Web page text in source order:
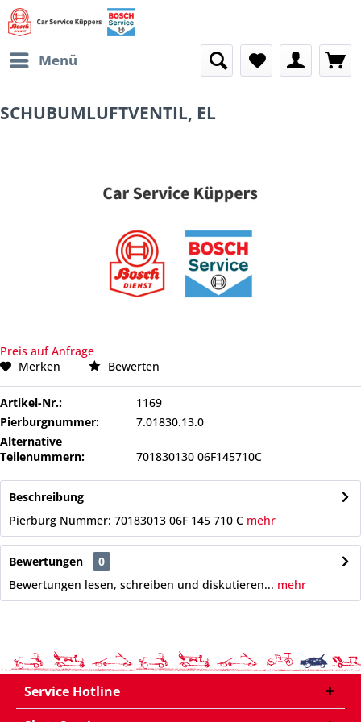
Menü
SCHUBUMLUFTVENTIL, EL
Preis auf Anfrage
Merken
Bewerten
Artikel-Nr.:
1169
Pierburgnummer:
7.01830.13.0
Alternative
Teilenummern:
701830130 06F145710C
Beschreibung
Pierburg Nummer: 70183013 06F 145 710 C mehr
Bewertungen
0
Bewertungen lesen, schreiben und diskutieren... mehr
Service Hotline